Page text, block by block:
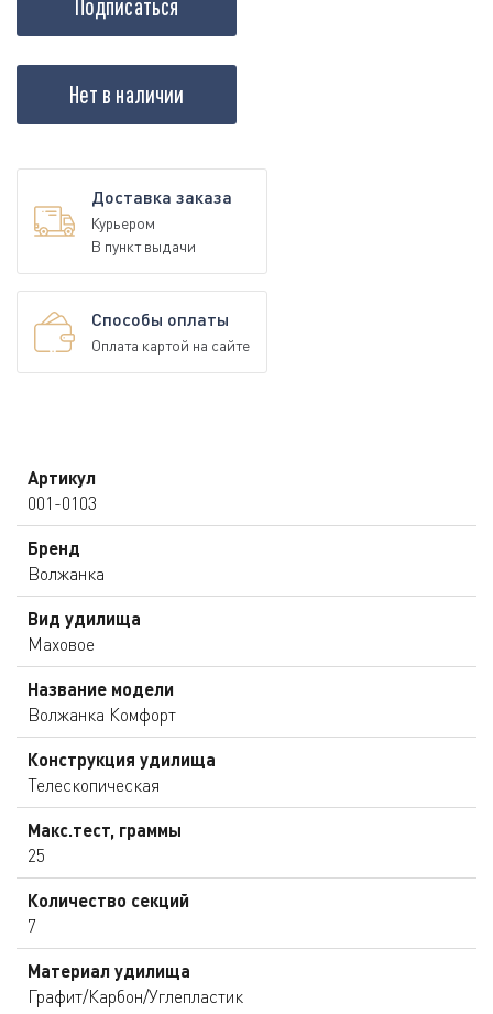
Подписаться
Нет в наличии
Доставка заказа
Курьером
В пункт выдачи
Способы оплаты
Оплата картой на сайте
Артикул
001-0103
Бренд
Волжанка
Вид удилища
Маховое
Название модели
Волжанка Комфорт
Конструкция удилища
Телескопическая
Макс.тест, граммы
25
Количество секций
7
Материал удилища
Графит/Карбон/Углепластик